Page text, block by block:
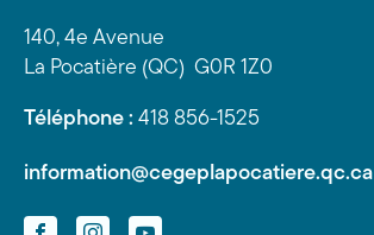
140, 4e Avenue
La Pocatière (QC) G0R 1Z0
Téléphone : 418 856-1525
information@cegeplapocatiere.qc.ca
FacebookInstagramYouTube